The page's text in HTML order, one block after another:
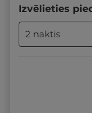
Izvēlieties
2 naktis